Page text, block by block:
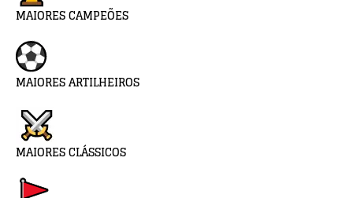
MAIORES CAMPEÕES
MAIORES ARTILHEIROS
MAIORES CLÁSSICOS